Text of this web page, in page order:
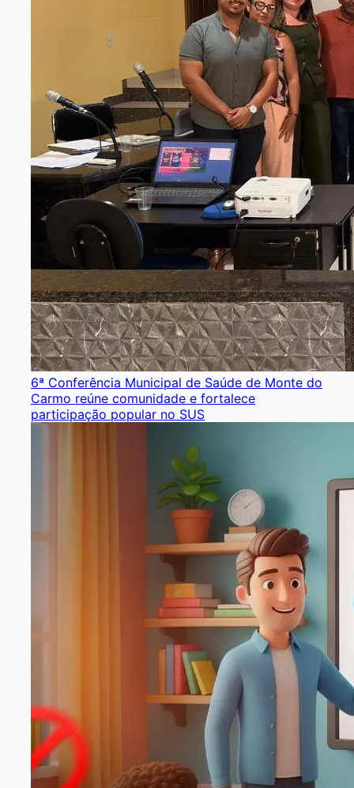
6ª Conferência Municipal de Saúde de Monte do
Carmo reúne comunidade e fortalece
participação popular no SUS